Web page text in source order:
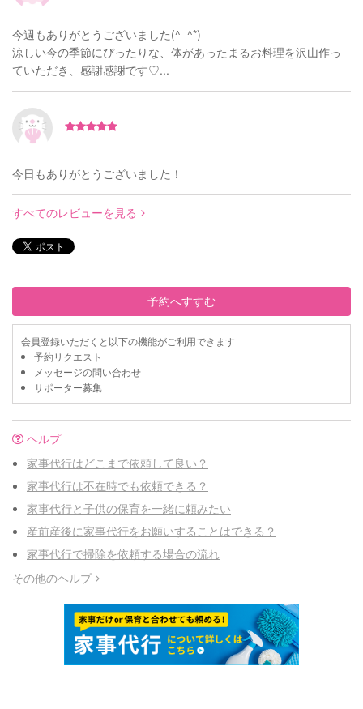
今週もありがとうございました(^_^*)
涼しい今の季節にぴったりな、体があったまるお料理を沢山作っ
ていただき、感謝感謝です♡...
今日もありがとうございました！
すべてのレビューを見る
予約へすすむ
会員登録いただくと以下の機能がご利用できます
予約リクエスト
メッセージの問い合わせ
サポーター募集
ヘルプ
家事代行はどこまで依頼して良い？
家事代行は不在時でも依頼できる？
家事代行と子供の保育を一緒に頼みたい
産前産後に家事代行をお願いすることはできる？
家事代行で掃除を依頼する場合の流れ
その他のヘルプ